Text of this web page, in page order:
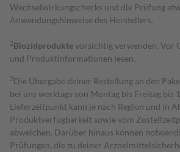
Wechselwirkungschecks und die Prüfung
Anwendungshinweise des Herstellers.
2Biozidproduktevorsichtig verwenden. Vor
und Produktinformationen lesen.
3Die Übergabe deiner Bestellung an den
bei uns werktags von Montag bis Freitag bis
Lieferzeitpunkt kann je nach Region und in
Produktverfügbarkeit sowie vom
abweichen. Darüber hinaus können
Prüfungen, die zu deiner